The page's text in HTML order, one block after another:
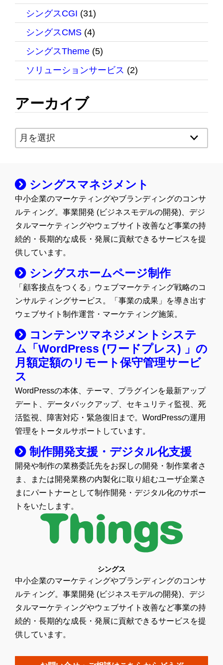
シングスCGI (31)
シングスCMS(4)
シングスTheme(5)
ソリューションサービス (2)
アーカイブ
ア
ー
イ
ブ
シングスマネジメント
中小企業のマーケティングやブランディングのコンサ
ルティング。事業開発 (ビジネスモデルの開発)、デジ
タルマーケティングやウェブサイト改善など事業の持
続的・長期的な成長・発展に貢献できるサービスを提
供しています。
シングスホームページ制作
「顧客接点をつくる」ウェブマーケティング戦略のコ
ンサルティングサービス。「事業の成果」を導き出す
ウェブサイト制作運営・マーケティング施策。
コンテンツマネジメントシステ
ム「WordPress (ワードプレス) 」の
月額定額のリモート保守管理サービ
ス
WordPressの本体、テーマ、プラグインを最新アップ
デート、データバックアップ、セキュリティ監視、死
活監視、障害対応・緊急復旧まで。WordPressの運用
管理をトータルサポートしています。
制作開発支援・デジタル化支援
開発や制作の業務委託先をお探しの開発・制作業者さ
ま、または開発業務の内製化に取り組むユーザ企業さ
まにパートナーとして制作開発・デジタル化のサポー
トをいたします。
シングス
中小企業のマーケティングやブランディングのコンサ
ルティング。事業開発 (ビジネスモデルの開発)、デジ
タルマーケティングやウェブサイト改善など事業の持
続的・長期的な成長・発展に貢献できるサービスを提
供しています。